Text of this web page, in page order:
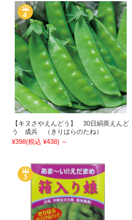
【キヌさやえんどう】 30日絹莢えんど
う 成兵 （きりはらのたね）
¥398(税込 ¥438) ～